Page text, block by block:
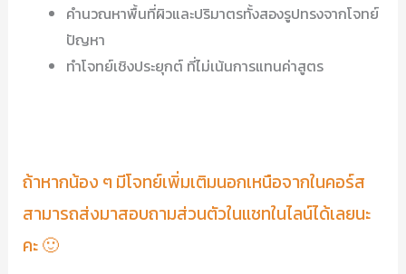
คำนวณหาพื้นที่ผิวและปริมาตรทั้งสองรูปทรงจากโจทย์
ปัญหา
ทำโจทย์เชิงประยุกต์ ที่ไม่เน้นการแทนค่าสูตร
ถ้าหากน้อง ๆ มีโจทย์เพิ่มเติมนอกเหนือจากในคอร์ส
สามารถส่งมาสอบถามส่วนตัวในแชทในไลน์ได้เลยนะ
คะ 🙂